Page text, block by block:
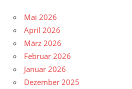
Mai 2026
April 2026
März 2026
Februar 2026
Januar 2026
Dezember 2025